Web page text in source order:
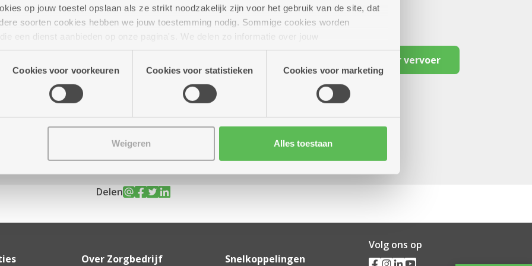
op jouw toestel opslaan als ze strikt noodzakelijk zijn voor het gebruik van de site, dat
soorten cookies hebben we jouw toestemming nodig. Sommige cookies worden
een dienst aanbieden op onze pagina's. We delen zo informatie over jouw
onze site voor social media, advertenties en analyse. Deze partners kunnen deze gegevens
die je aan hen verstrekte.
Cookies voor voorkeuren Cookies voor statistieken Cookies voor marketing
Weigeren Alles toestaan
Reserveer vervoer
Delen
Over Zorgbedrijf
Snelkoppelingen
Volg ons op